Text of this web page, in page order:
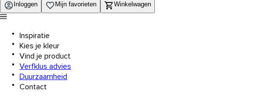
Inloggen Mijn favorieten Winkelwagen
Inspiratie
Kies je kleur
Vind je product
Verfklus advies
Duurzaamheid
Contact